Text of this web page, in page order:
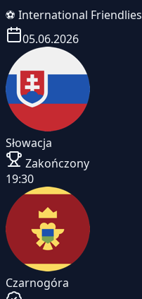
⚽ International Friendlies
05.06.2026
Słowacja
Zakończony
19:30
Czarnogóra